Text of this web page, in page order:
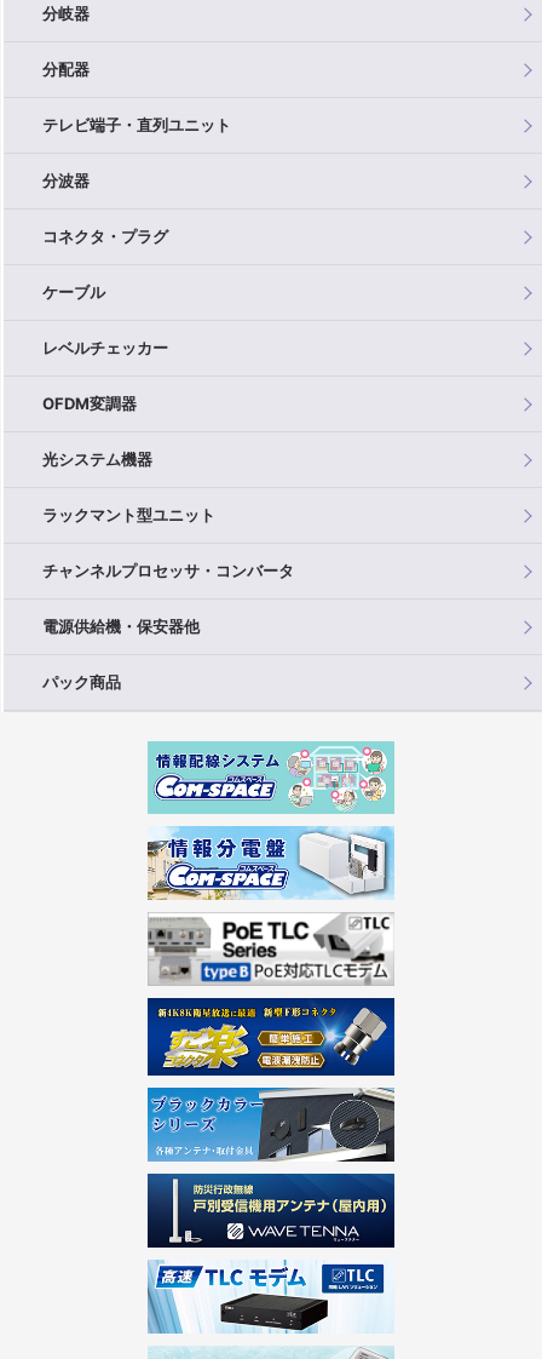
分岐器
分配器
テレビ端子・直列ユニット
分波器
コネクタ・プラグ
ケーブル
レベルチェッカー
OFDM変調器
光システム機器
ラックマント型ユニット
チャンネルプロセッサ・コンバータ
電源供給機・保安器他
パック商品